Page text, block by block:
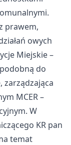
prawem,
owych
Miejskie –
do
zarządzająca
MCER –
W
KR pan
temat